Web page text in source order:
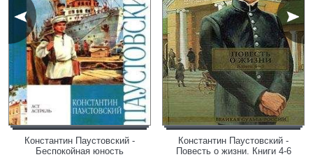
Константин Паустовский -
Беспокойная юность
Константин Паустовский -
Повесть о жизни. Книги 4-6